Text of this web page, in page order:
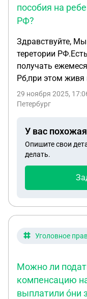
пособия на
РФ?
Здравствуйте,
теретории
получать
Рб,при этом живя
29 ноября 2025,
Петербург
У вас
Опишите свои
делать.
Уголовное
Можно ли
компенсацию
выплатили о́ни